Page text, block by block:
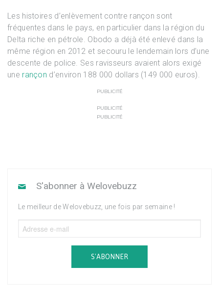
Les histoires d’enlèvement contre rançon sont
fréquentes dans le pays, en particulier dans la région du
Delta riche en pétrole. Obodo a déjà été enlevé dans la
même région en 2012 et secouru le lendemain lors d’une
descente de police. Ses ravisseurs avaient alors exigé
une rançon d’environ 188 000 dollars (149 000 euros).
PUBLICITÉ
PUBLICITÉ
PUBLICITÉ
S'abonner à Welovebuzz
Le meilleur de Welovebuzz, une fois par semaine !
S'ABONNER